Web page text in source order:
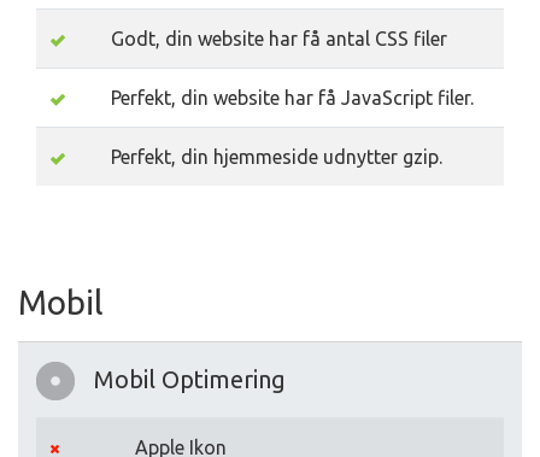
Godt, din website har få antal CSS filer
Perfekt, din website har få JavaScript filer.
Perfekt, din hjemmeside udnytter gzip.
Mobil
Mobil Optimering
Apple Ikon